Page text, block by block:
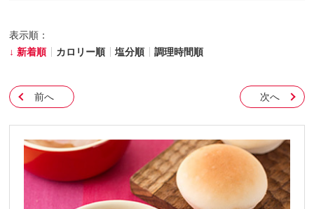
表示順：
新着順
カロリー順 塩分順 調理時間順
前へ 次へ